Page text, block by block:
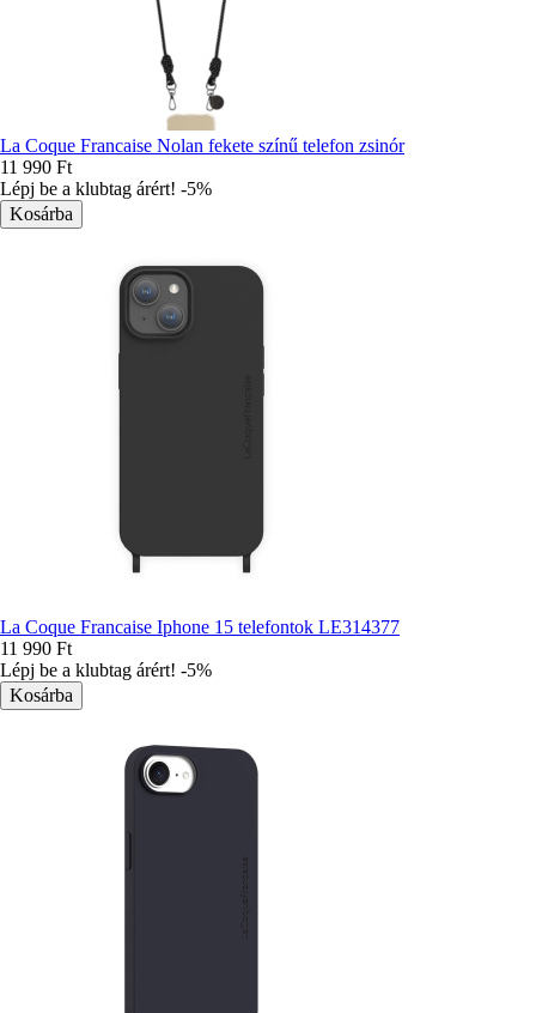
La Coque Francaise Nolan fekete színű telefon zsinór
11 990 Ft
Lépj be a klubtag árért! -5%
La Coque Francaise Iphone 15 telefontok LE314377
11 990 Ft
Lépj be a klubtag árért! -5%